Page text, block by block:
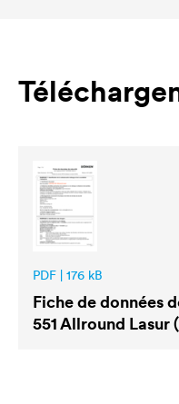
PDF | 176 kB
Fiche de données
551 Allround Lasur